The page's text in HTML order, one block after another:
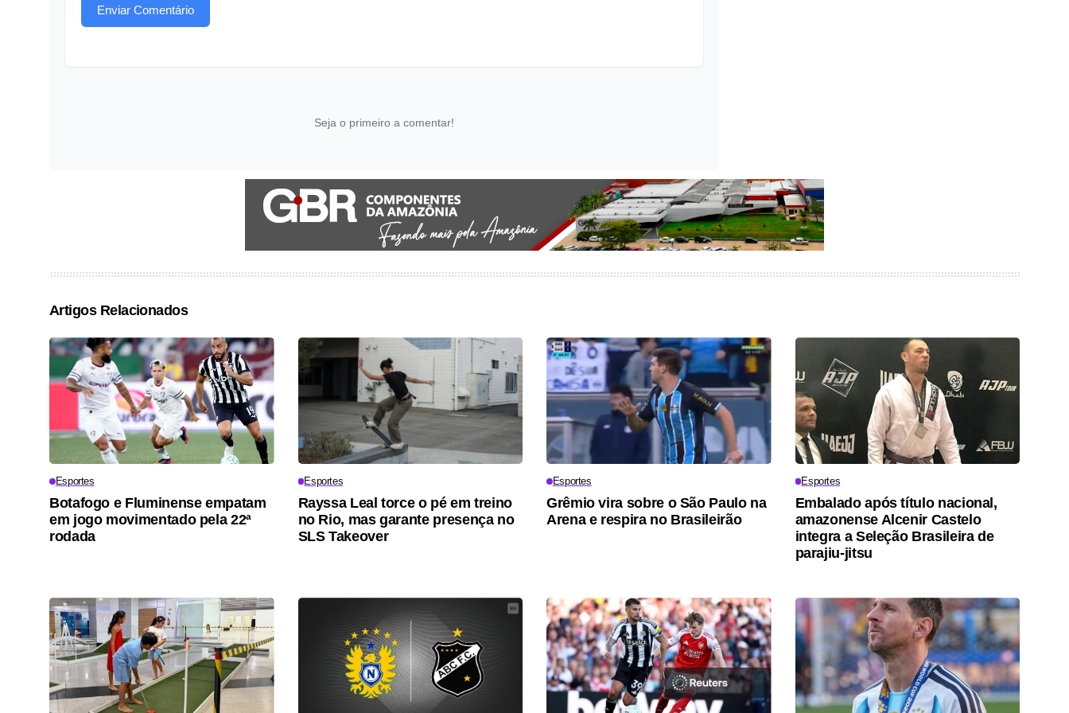
Enviar Comentário
Seja o primeiro a comentar!
Artigos Relacionados
Esportes
Botafogo e Fluminense empatam
em jogo movimentado pela 22ª
rodada
Esportes
Rayssa Leal torce o pé em treino
no Rio, mas garante presença no
SLS Takeover
Esportes
Grêmio vira sobre o São Paulo na
Arena e respira no Brasileirão
Esportes
Embalado após título nacional,
amazonense Alcenir Castelo
integra a Seleção Brasileira de
parajiu-jitsu